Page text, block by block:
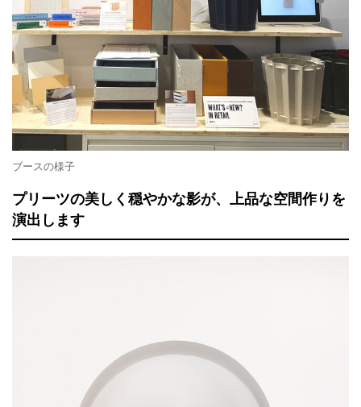
ブースの様子
プリーツの美しく穏やかな影が、上品な空間作りを
演出します